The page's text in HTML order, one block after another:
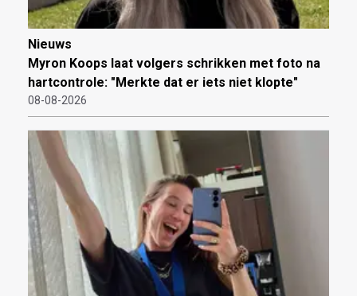
Nieuws
Myron Koops laat volgers schrikken met foto na
hartcontrole: "Merkte dat er iets niet klopte"
08-08-2026